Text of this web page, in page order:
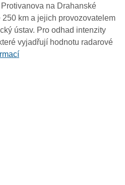
na Drahanské
km a jejich provozovatelem
ústav. Pro odhad intenzity
vyjadřují hodnotu radarové